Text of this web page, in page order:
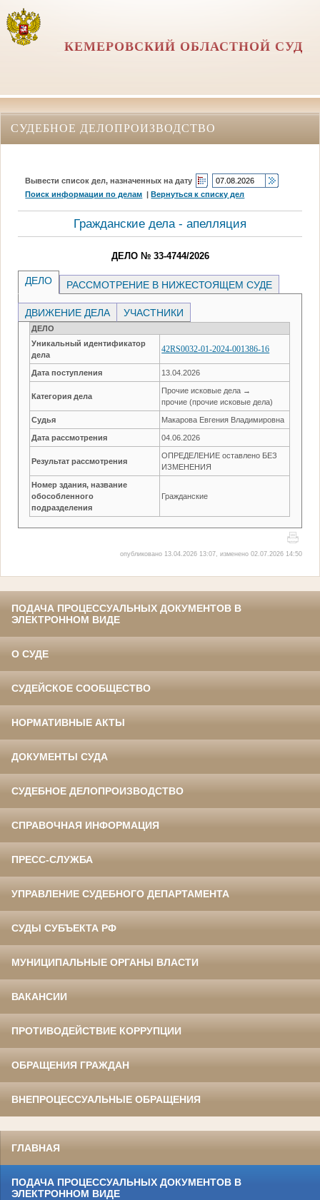
КЕМЕРОВСКИЙ ОБЛАСТНОЙ СУД
СУДЕБНОЕ ДЕЛОПРОИЗВОДСТВО
Вывести список дел, назначенных на дату
Поиск информации по делам |Вернуться к списку дел
Гражданские дела - апелляция
ДЕЛО № 33-4744/2026
ДЕЛО РАССМОТРЕНИЕ В НИЖЕСТОЯЩЕМ СУДЕ
ДВИЖЕНИЕ ДЕЛА УЧАСТНИКИ
ДЕЛО
Уникальный идентификатор
дела
42RS0032-01-2024-001386-16
Дата поступления 13.04.2026
Категория дела
Прочие исковые дела →
прочие (прочие исковые дела)
Судья Макарова Евгения Владимировна
Дата рассмотрения 04.06.2026
Результат рассмотрения
ОПРЕДЕЛЕНИЕ оставлено БЕЗ
ИЗМЕНЕНИЯ
Номер здания, название
обособленного
подразделения
Гражданские
опубликовано 13.04.2026 13:07, изменено 02.07.2026 14:50
ПОДАЧА ПРОЦЕССУАЛЬНЫХ ДОКУМЕНТОВ В
ЭЛЕКТРОННОМ ВИДЕ
О СУДЕ
СУДЕЙСКОЕ СООБЩЕСТВО
НОРМАТИВНЫЕ АКТЫ
ДОКУМЕНТЫ СУДА
СУДЕБНОЕ ДЕЛОПРОИЗВОДСТВО
СПРАВОЧНАЯ ИНФОРМАЦИЯ
ПРЕСС-СЛУЖБА
УПРАВЛЕНИЕ СУДЕБНОГО ДЕПАРТАМЕНТА
СУДЫ СУБЪЕКТА РФ
МУНИЦИПАЛЬНЫЕ ОРГАНЫ ВЛАСТИ
ВАКАНСИИ
ПРОТИВОДЕЙСТВИЕ КОРРУПЦИИ
ОБРАЩЕНИЯ ГРАЖДАН
ВНЕПРОЦЕССУАЛЬНЫЕ ОБРАЩЕНИЯ
ГЛАВНАЯ
ПОДАЧА ПРОЦЕССУАЛЬНЫХ ДОКУМЕНТОВ В
ЭЛЕКТРОННОМ ВИДЕ